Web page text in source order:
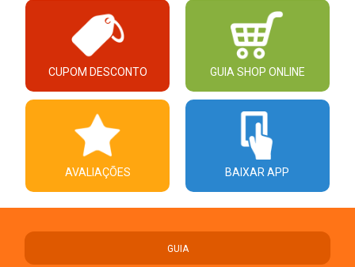
CUPOM DESCONTO GUIA SHOP ONLINE
AVALIAÇÕES BAIXAR APP
GUIA